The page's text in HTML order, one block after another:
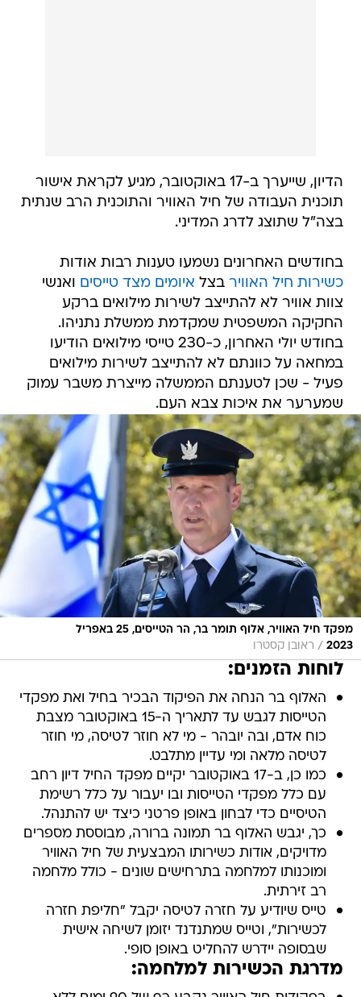
הדיון, שייערך ב-17 באוקטובר, מגיע לקראת אישור
תוכנית העבודה של חיל האוויר והתוכנית הרב שנתית
בצה"ל שתוצג לדרג המדיני.
בחודשים האחרונים נשמעו טענות רבות אודות
כשירות חיל האוויר בצל איומים מצד טייסים ואנשי
צוות אוויר לא להתייצב לשירות מילואים ברקע
החקיקה המשפטית שמקדמת ממשלת נתניהו.
בחודש יולי האחרון, כ-230 טייסי מילואים הודיעו
במחאה על כוונתם לא להתייצב לשירות מילואים
פעיל - שכן לטענתם הממשלה מייצרת משבר עמוק
שמערער את איכות צבא העם.
מפקד חיל האוויר, אלוף תומר בר, הר הטייסים, 25 באפריל
2023
/ ראובן קסטרו
לוחות הזמנים:
האלוף בר הנחה את הפיקוד הבכיר בחיל ואת מפקדי
הטייסות לגבש עד לתאריך ה-15 באוקטובר מצבת
כוח אדם, ובה יובהר - מי לא חוזר לטיסה, מי חוזר
לטיסה מלאה ומי עדיין מתלבט.
כמו כן, ב-17 באוקטובר יקיים מפקד החיל דיון רחב
עם כלל מפקדי הטייסות ובו יעבור על כלל רשימת
הטיסיים כדי לבחון באופן פרטני כיצד יש להתנהל.
כך, יגבש האלוף בר תמונה ברורה, מבוססת מספרים
מדויקים, אודות כשירותו המבצעית של חיל האוויר
ומוכנותו למלחמה בתרחישים שונים - כולל מלחמה
רב זירתית.
טייס שיודיע על חזרה לטיסה יקבל "חליפת חזרה
לכשירות", וטייס שמתנדנד יזומן לשיחה אישית
שבסופה יידרש להחליט באופן סופי.
מדרגת הכשירות למלחמה: